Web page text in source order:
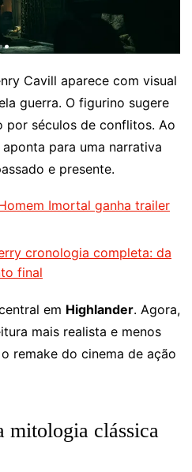
Cavill aparece com visual
guerra. O figurino sugere
por séculos de conflitos. Ao
para uma narrativa
e presente.
Imortal ganha trailer
cronologia completa: da
final
em Highlander. Agora,
mais realista e menos
remake do cinema de ação
mitologia clássica